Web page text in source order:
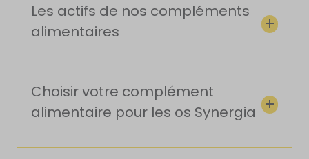
Les actifs de nos compléments
alimentaires
Choisir votre complément
alimentaire pour les os Synergia